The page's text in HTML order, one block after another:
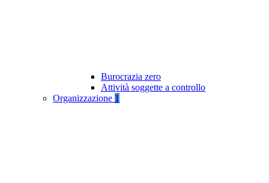
Burocrazia zero
Attività soggette a controllo
Organizzazione 1